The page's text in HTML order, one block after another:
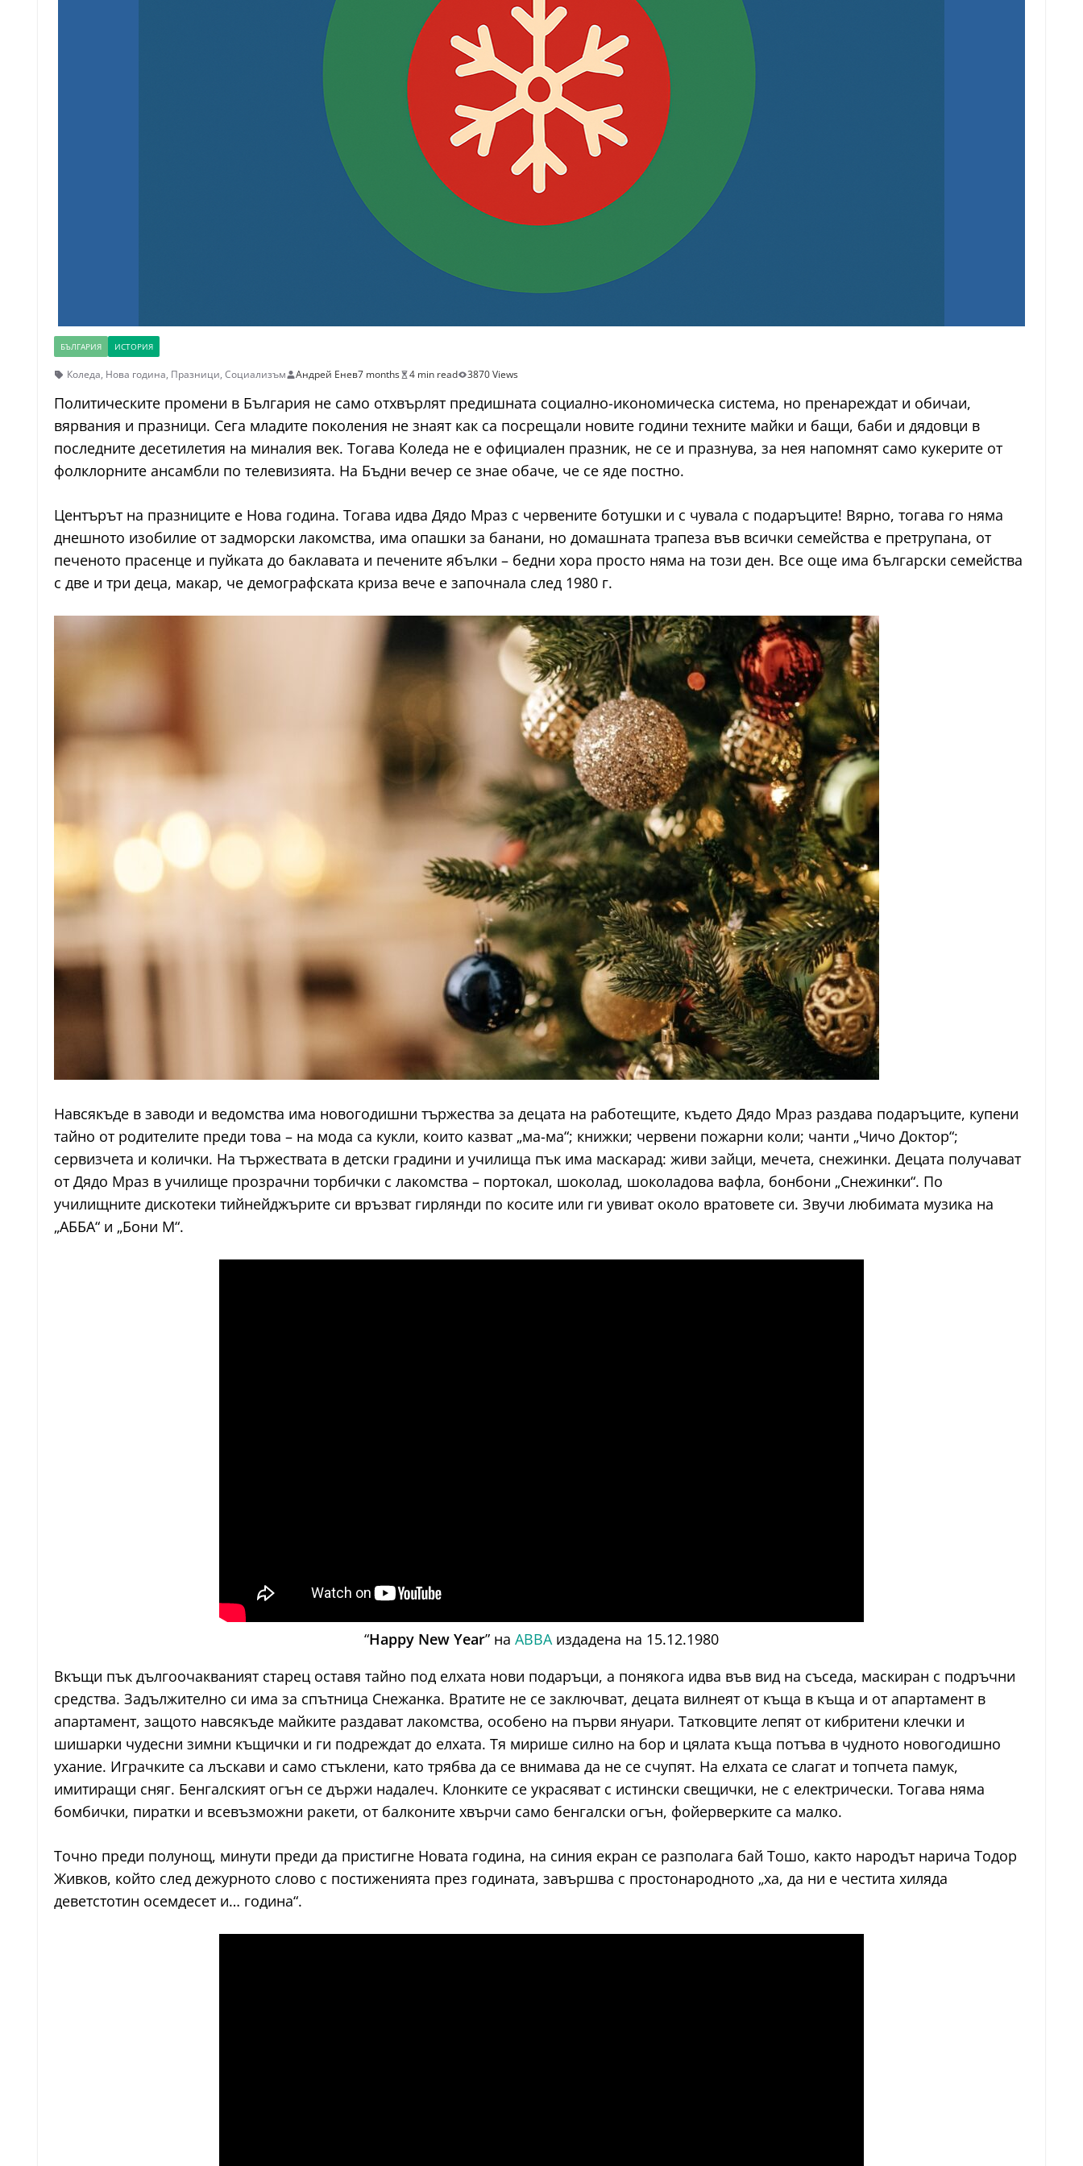
БЪЛГАРИЯ ИСТОРИЯ
Коледа, Нова година, Празници, Социализъм Андрей Енев7 months 4 min read 3870 Views
Политическите промени в България не само отхвърлят предишната социално-икономическа система, но пренареждат и обичаи,
вярвания и празници. Сега младите поколения не знаят как са посрещали новите години техните майки и бащи, баби и дядовци в
последните десетилетия на миналия век. Тогава Коледа не е официален празник, не се и празнува, за нея напомнят само кукерите от
фолклорните ансамбли по телевизията. На Бъдни вечер се знае обаче, че се яде постно.
Центърът на празниците е Нова година. Тогава идва Дядо Мраз с червените ботушки и с чувала с подаръците! Вярно, тогава го няма
днешното изобилие от задморски лакомства, има опашки за банани, но домашната трапеза във всички семейства е претрупана, от
печеното прасенце и пуйката до баклавата и печените ябълки – бедни хора просто няма на този ден. Все още има български семейства
с две и три деца, макар, че демографската криза вече е започнала след 1980 г.
Навсякъде в заводи и ведомства има новогодишни тържества за децата на работещите, където Дядо Мраз раздава подаръците, купени
тайно от родителите преди това – на мода са кукли, които казват „ма-ма“; книжки; червени пожарни коли; чанти „Чичо Доктор“;
сервизчета и колички. На тържествата в детски градини и училища пък има маскарад: живи зайци, мечета, снежинки. Децата получават
от Дядо Мраз в училище прозрачни торбички с лакомства – портокал, шоколад, шоколадова вафла, бонбони „Снежинки“. По
училищните дискотеки тийнейджърите си връзват гирлянди по косите или ги увиват около вратовете си. Звучи любимата музика на
„АББА“ и „Бони М“.
“Happy New Year” на ABBAиздадена на 15.12.1980
Вкъщи пък дългоочакваният старец оставя тайно под елхата нови подаръци, а понякога идва във вид на съседа, маскиран с подръчни
средства. Задължително си има за спътница Снежанка. Вратите не се заключват, децата вилнеят от къща в къща и от апартамент в
апартамент, защото навсякъде майките раздават лакомства, особено на първи януари. Татковците лепят от кибритени клечки и
шишарки чудесни зимни къщички и ги подреждат до елхата. Тя мирише силно на бор и цялата къща потъва в чудното новогодишно
ухание. Играчките са лъскави и само стъклени, като трябва да се внимава да не се счупят. На елхата се слагат и топчета памук,
имитиращи сняг. Бенгалският огън се държи надалеч. Клонките се украсяват с истински свещички, не с електрически. Тогава няма
бомбички, пиратки и всевъзможни ракети, от балконите хвърчи само бенгалски огън, фойерверките са малко.
Точно преди полунощ, минути преди да пристигне Новата година, на синия екран се разполага бай Тошо, както народът нарича Тодор
Живков, който след дежурното слово с постиженията през годината, завършва с простонародното „ха, да ни е честита хиляда
деветстотин осемдесет и… година“.